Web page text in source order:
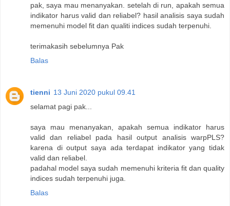
pak, saya mau menanyakan. setelah di run, apakah semua
indikator harus valid dan reliabel? hasil analisis saya sudah
memenuhi model fit dan qualiti indices sudah terpenuhi.
terimakasih sebelumnya Pak
Balas
tienni 13 Juni 2020 pukul 09.41
selamat pagi pak...
saya mau menanyakan, apakah semua indikator harus
valid dan reliabel pada hasil output analisis warpPLS?
karena di output saya ada terdapat indikator yang tidak
valid dan reliabel.
padahal model saya sudah memenuhi kriteria fit dan quality
indices sudah terpenuhi juga.
Balas